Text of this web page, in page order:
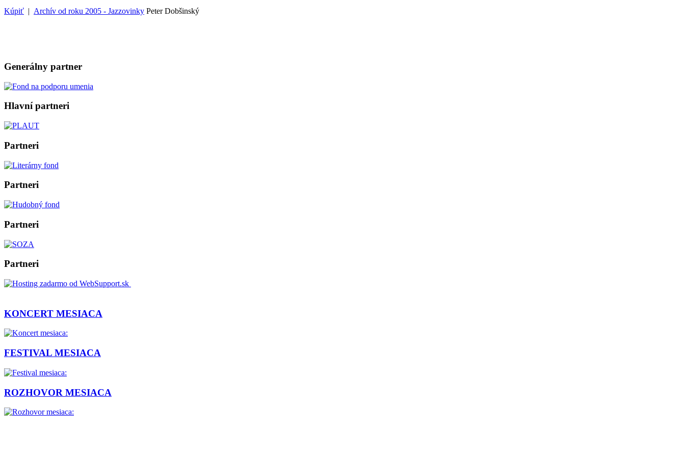
Kúpiť | Archív od roku 2005 - Jazzovinky Peter Dobšinský
Generálny partner
Hlavní partneri
Partneri
Partneri
Partneri
Partneri
KONCERT MESIACA
FESTIVAL MESIACA
ROZHOVOR MESIACA